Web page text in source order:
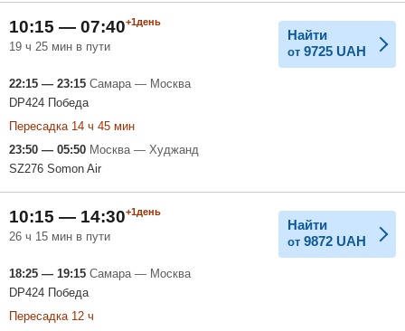
10:15 — 07:40+1день
19 ч 25 мин в пути
Найти
от 9725 UAH
22:15 — 23:15 Самара — Москва
DP424 Победа
Пересадка 14 ч 45 мин
23:50 — 05:50 Москва — Худжанд
SZ276 Somon Air
10:15 — 14:30+1день
26 ч 15 мин в пути
Найти
от 9872 UAH
18:25 — 19:15 Самара — Москва
DP424 Победа
Пересадка 12 ч